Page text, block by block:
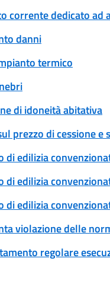
corrente dedicato ad
danni
termico
di idoneità abitativa
prezzo di cessione e
di edilizia
di edilizia
di edilizia
violazione delle
regolare